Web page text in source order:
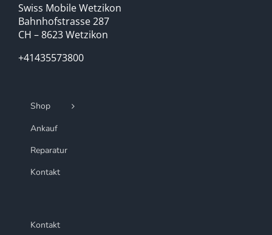
Swiss Mobile Wetzikon
Bahnhofstrasse 287
CH – 8623 Wetzikon
+41435573800
Shop
Ankauf
Reparatur
Kontakt
Kontakt